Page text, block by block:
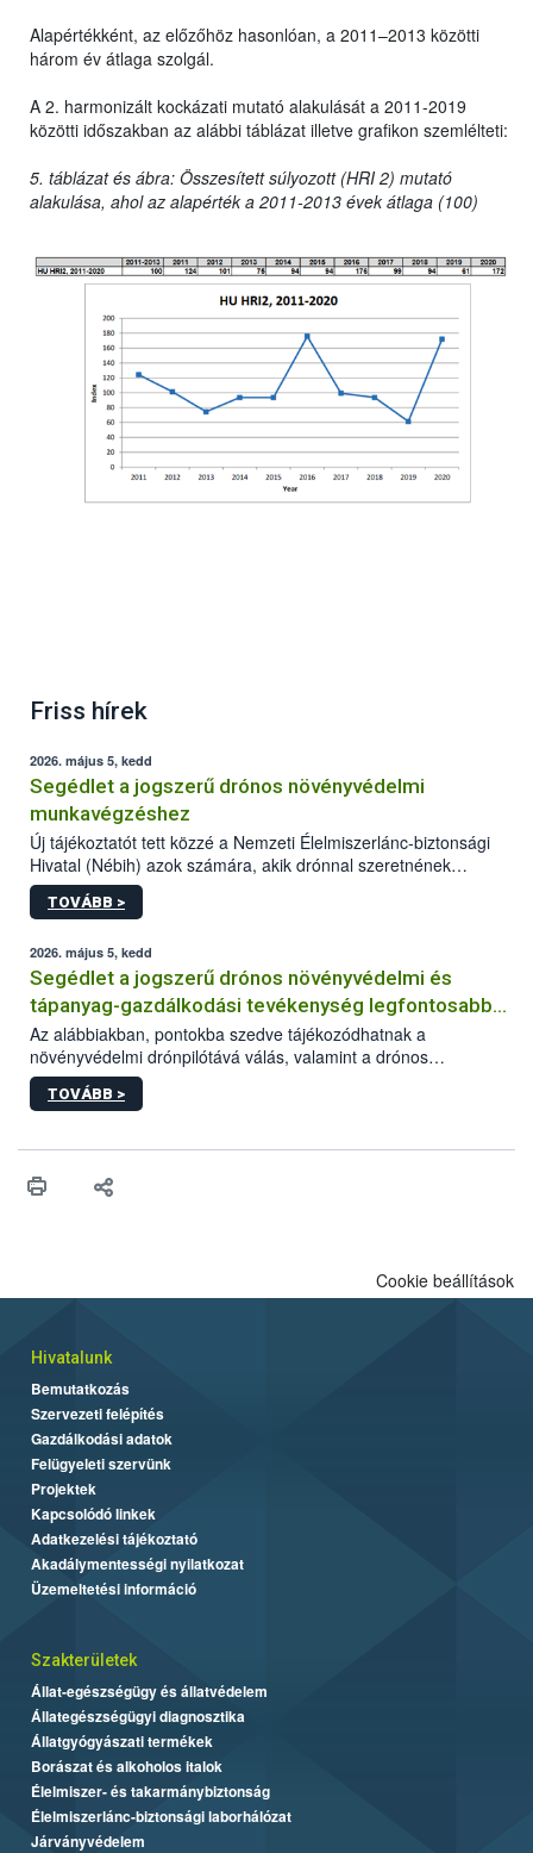
Alapértékként, az előzőhöz hasonlóan, a 2011–2013 közötti
három év átlaga szolgál.
A 2. harmonizált kockázati mutató alakulását a 2011-2019
közötti időszakban az alábbi táblázat illetve grafikon szemlélteti:
5. táblázat és ábra: Összesített súlyozott (HRI 2) mutató
alakulása, ahol az alapérték a 2011-2013 évek átlaga (100)
Friss hírek
2026. május 5, kedd
Segédlet a jogszerű drónos növényvédelmi
munkavégzéshez
Új tájékoztatót tett közzé a Nemzeti Élelmiszerlánc-biztonsági
Hivatal (Nébih) azok számára, akik drónnal szeretnének
növényvédelmi vagy tápanyag-gazdálkodási tevékenységet
végezni Magyarországon. Az összefoglaló részletesen
műszaki és hatósági feltételek.
TOVÁBB >
2026. május 5, kedd
Segédlet a jogszerű drónos növényvédelmi és
tápanyag-gazdálkodási tevékenység legfontosabb
feltételeiről
Az alábbiakban, pontokba szedve tájékozódhatnak a
növényvédelmi drónpilótává válás, valamint a drónos
növényvédelmi és tápanyag-gazdálkodási tevékenység
végzésének legfontosabb feltételeiről*.
TOVÁBB >
Cookie beállítások
Hivatalunk
Bemutatkozás
Szervezeti felépítés
Gazdálkodási adatok
Felügyeleti szervünk
Projektek
Kapcsolódó linkek
Adatkezelési tájékoztató
Akadálymentességi nyilatkozat
Üzemeltetési információ
Szakterületek
Állat-egészségügy és állatvédelem
Állategészségügyi diagnosztika
Állatgyógyászati termékek
Borászat és alkoholos italok
Élelmiszer- és takarmánybiztonság
Élelmiszerlánc-biztonsági laborhálózat
Járványvédelem